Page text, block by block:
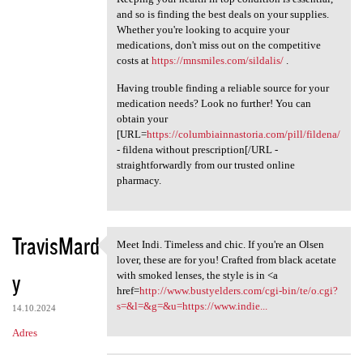
and so is finding the best deals on your supplies.
Whether you're looking to acquire your
medications, don't miss out on the competitive
costs at https://mnsmiles.com/sildalis/.
Having trouble finding a reliable source for your
medication needs? Look no further! You can
obtain your
[URL=https://columbiainnastoria.com/pill/fildena/
- fildena without prescription[/URL -
straightforwardly from our trusted online
pharmacy.
TravisMard
y
14.10.2024
Adres
Meet Indi. Timeless and chic.
Meet Indi. Timeless and chic. If you're an Olsen
lover, these are for you! Crafted from black acetate
with smoked lenses, the style is in <a
href=http://www.bustyelders.com/cgi-bin/te/o.cgi?
s=&l=&g=&u=https://www.indie...